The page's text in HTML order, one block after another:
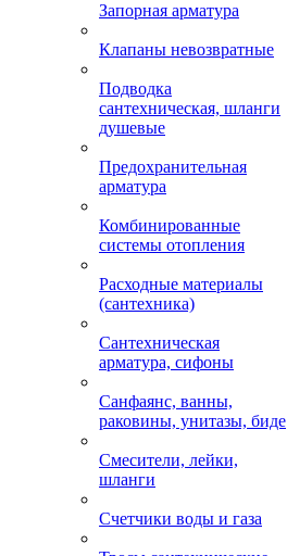
Запорная арматура
Клапаны невозвратные
Подводка
сантехническая, шланги
душевые
Предохранительная
арматура
Комбинированные
системы отопления
Расходные материалы
(сантехника)
Сантехническая
арматура, сифоны
Санфаянс, ванны,
раковины, унитазы, биде
Смесители, лейки,
шланги
Счетчики воды и газа